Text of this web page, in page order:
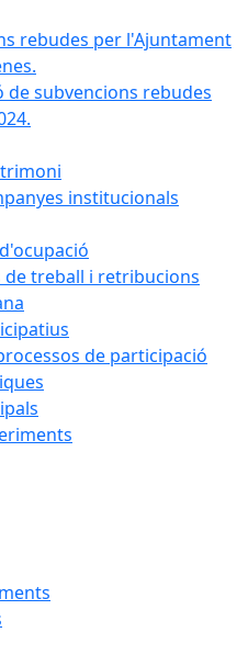
rebudes per l'Ajuntament
de subvencions rebudes
institucionals
de treball i retribucions
de participació